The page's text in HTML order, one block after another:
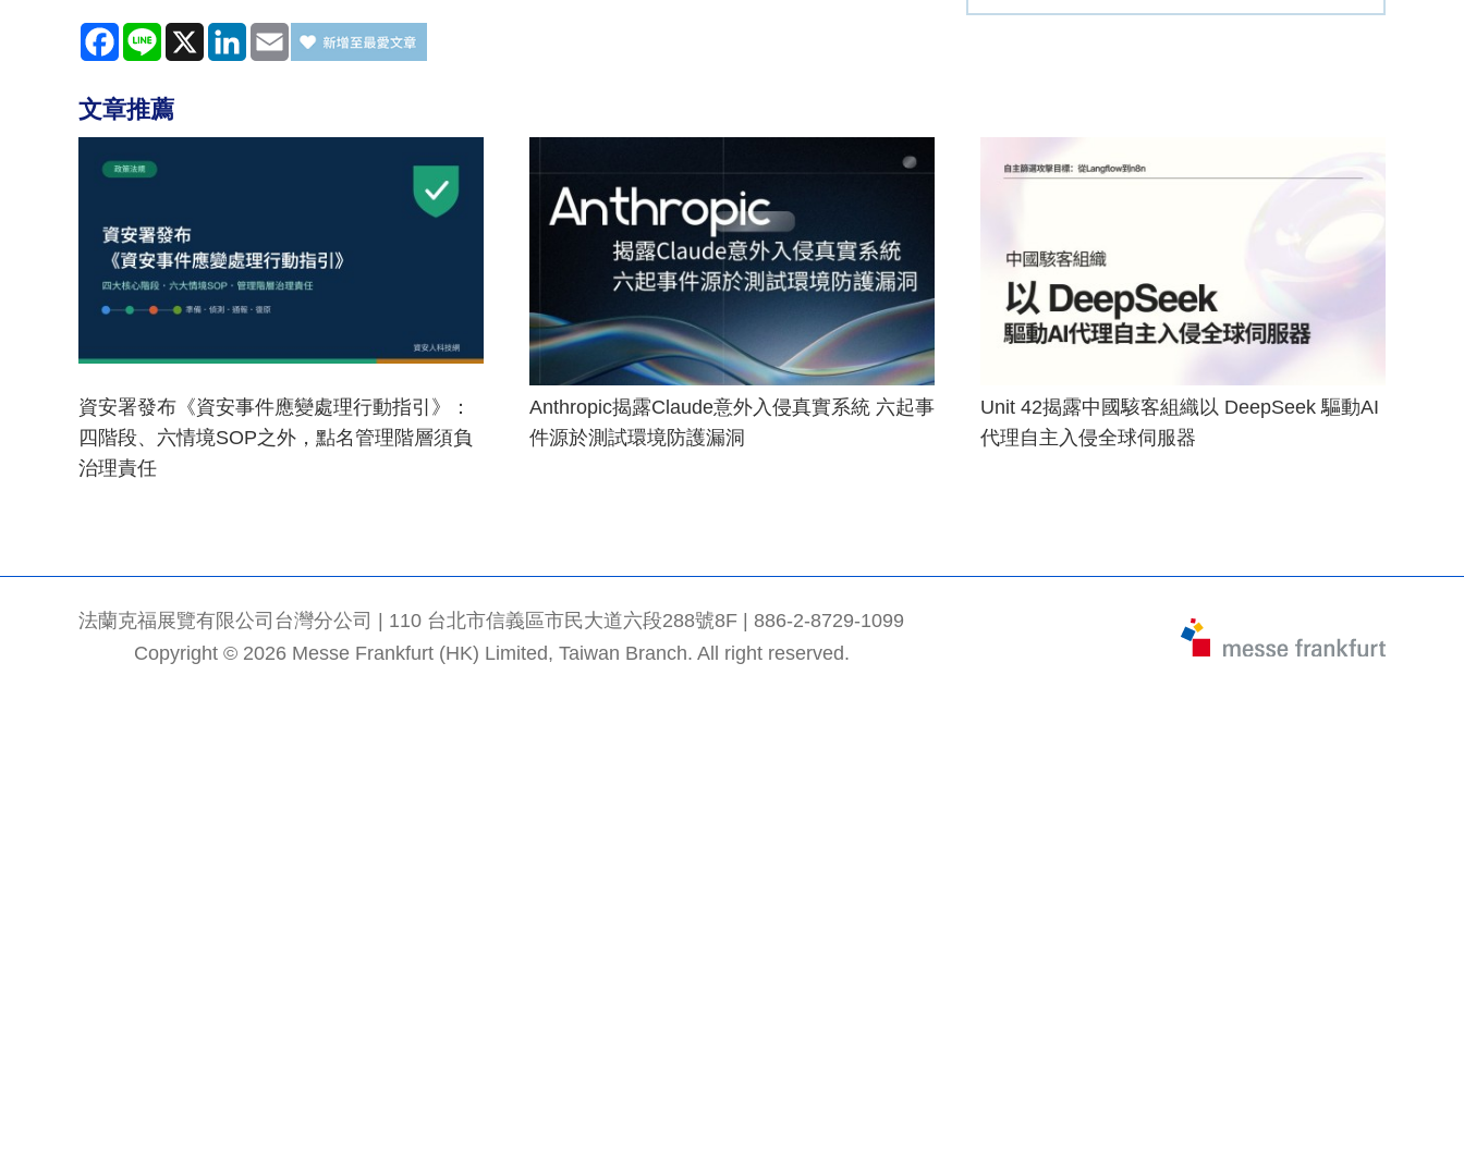
Facebook
Line X LinkedInEmail
文章推薦
資安署發布《資安事件應變處理行動指引》：
四階段、六情境SOP之外，點名管理階層須負
治理責任
Anthropic揭露Claude意外入侵真實系統 六起事
件源於測試環境防護漏洞
Unit 42揭露中國駭客組織以 DeepSeek 驅動AI
代理自主入侵全球伺服器
法蘭克福展覽有限公司台灣分公司 | 110 台北市信義區市民大道六段288號8F | 886-2-8729-1099
Copyright © 2026 Messe Frankfurt (HK) Limited, Taiwan Branch. All right reserved.